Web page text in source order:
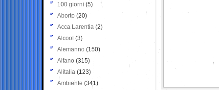
100 giorni (5)
Aborto (20)
Acca Larentia (2)
Alcool (3)
Alemanno (150)
Alfano (315)
Alitalia (123)
Ambiente (341)